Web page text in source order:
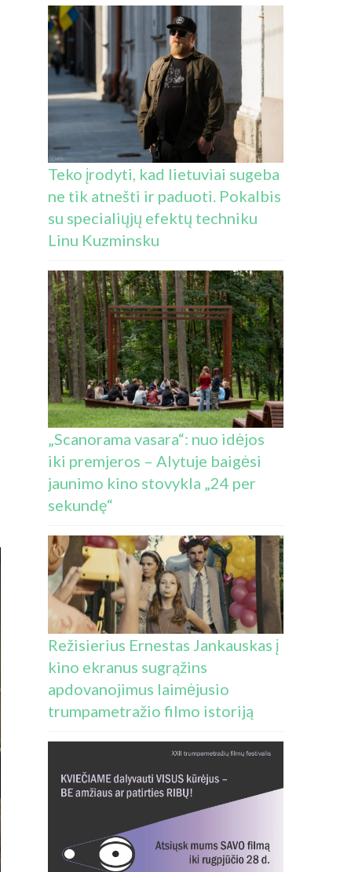
Teko įrodyti, kad lietuviai sugeba
ne tik atnešti ir paduoti. Pokalbis
su specialiųjų efektų techniku
Linu Kuzminsku
„Scanorama vasara“: nuo idėjos
iki premjeros – Alytuje baigėsi
jaunimo kino stovykla „24 per
sekundę“
Režisierius Ernestas Jankauskas į
kino ekranus sugrąžins
apdovanojimus laimėjusio
trumpametražio filmo istoriją